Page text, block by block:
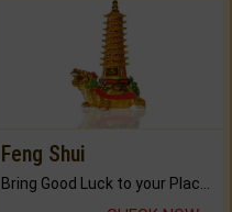
Feng Shui